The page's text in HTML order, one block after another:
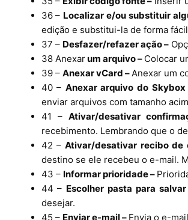
36 – Localizar e/ou substituir
edição e substitui-la de forma
37 – Desfazer/refazer ação –
38 Anexarum arquivo – Colocar
39 – Anexar vCard – Anexar um
40 – Anexar arquivo do Skybox
enviar arquivos com tamanho
41 – Ativar/desativar
recebimento. Lembrando que o
42 –Ativar/desativar recibo de
destino se ele recebeu o e-mail.
43 – Informar prioridade –
44 – Escolher pasta para
desejar.
45 – Enviar e-mail – Envia o e-